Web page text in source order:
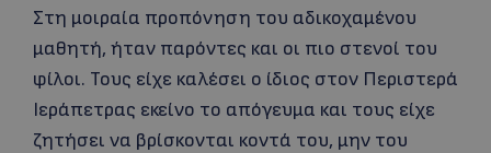
Στη μοιραία προπόνηση του αδικοχαμένου
μαθητή, ήταν παρόντες και οι πιο στενοί του
φίλοι. Τους είχε καλέσει ο ίδιος στον Περιστερά
Ιεράπετρας εκείνο το απόγευμα και τους είχε
ζητήσει να βρίσκονται κοντά του, μην του